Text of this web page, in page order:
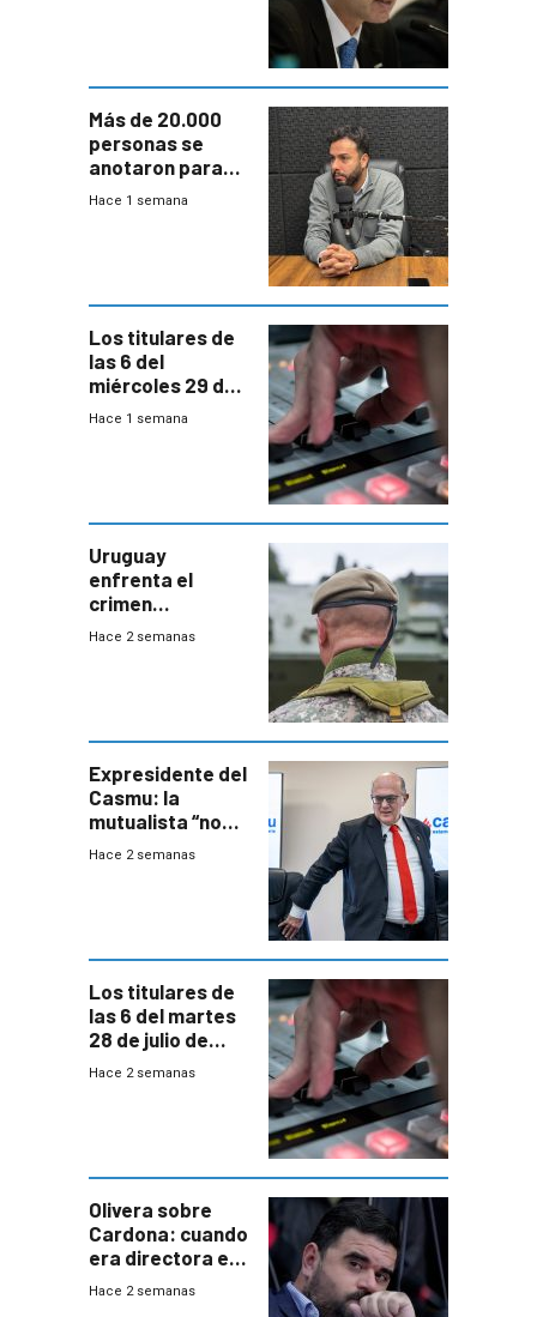
Más de 20.000
personas se
anotaron para
las pruebas
Hace 1 semana
Los titulares de
las 6 del
miércoles 29 de
julio de 2026
Hace 1 semana
Uruguay
enfrenta el
crimen
organizado con
seguridad
Hace 2 semanas
Expresidente del
Casmu: la
mutualista “no
está para pagar”
Hace 2 semanas
Los titulares de
las 6 del martes
28 de julio de
2026
Hace 2 semanas
Olivera sobre
Cardona: cuando
era directora en
UTE “no era muy
Hace 2 semanas